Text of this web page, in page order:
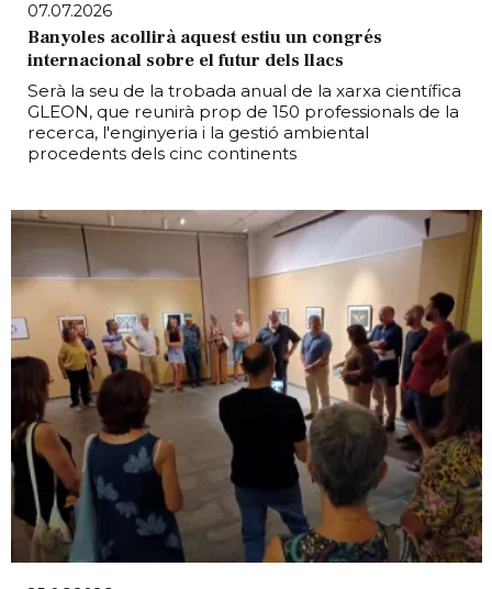
07.07.2026
Banyoles acollirà aquest estiu un congrés
internacional sobre el futur dels llacs
Serà la seu de la trobada anual de la xarxa científica
GLEON, que reunirà prop de 150 professionals de la
recerca, l'enginyeria i la gestió ambiental
procedents dels cinc continents